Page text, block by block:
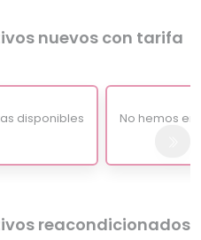
nuevos con tarifa
disponibles No hemos
reacondicionados